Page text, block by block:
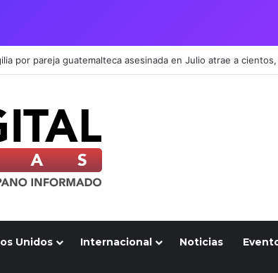
Unidos Internacional Noticias